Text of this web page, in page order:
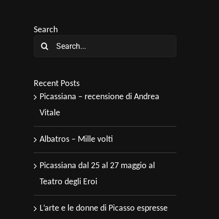
Search
Search
Recent Posts
Picassiana – recensione di Andrea
Vitale
Albatros – Mille volti
Picassiana dal 25 al 27 maggio al
Teatro degli Eroi
L’arte e le donne di Picasso espresse